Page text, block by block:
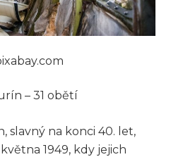
– 31 obětí
slavný na konci 40. let,
1949, kdy jejich